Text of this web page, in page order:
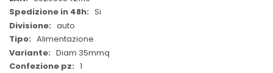
Si
auto
Alimentazione
Diam 35mmq
1